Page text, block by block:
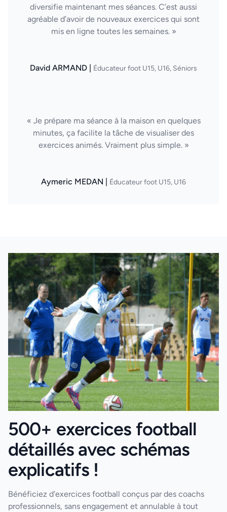
diversifie maintenant mes séances. C’est aussi
agréable d’avoir de nouveaux exercices qui sont
mis en ligne toutes les semaines. »
David ARMAND | Éducateur foot U15, U16, Séniors
« Je prépare ma séance à la maison en quelques
minutes, ça facilite la tâche de visualiser des
exercices animés. Vraiment plus simple. »
Aymeric MEDAN | Éducateur foot U15, U16
500+ exercices football
détaillés avec schémas
explicatifs !
Bénéficiez d'exercices football conçus par des coachs
professionnels, sans engagement et annulable à tout